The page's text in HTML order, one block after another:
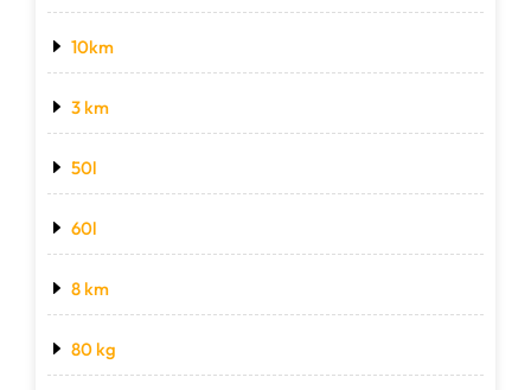
10km
3 km
50l
60l
8 km
80 kg